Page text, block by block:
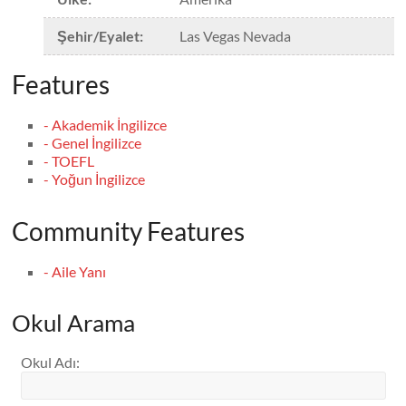
Şehir/Eyalet: Las Vegas Nevada
Features
- Akademik İngilizce
- Genel İngilizce
- TOEFL
- Yoğun İngilizce
Community Features
- Aile Yanı
Okul Arama
Okul Adı: